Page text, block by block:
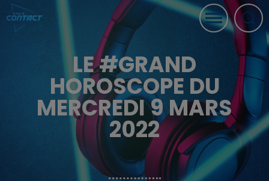
LE #GRAND
HOROSCOPE DU
MERCREDI 9 MARS
2022